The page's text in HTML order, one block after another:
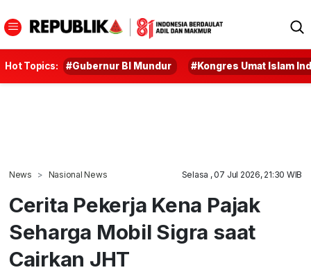
Hot Topics: #Gubernur BI Mundur #Kongres Umat Islam
News Nasional News Selasa , 07 Jul 2026, 21:30 WIB
Cerita Pekerja Kena Pajak
Seharga Mobil Sigra saat
Cairkan JHT